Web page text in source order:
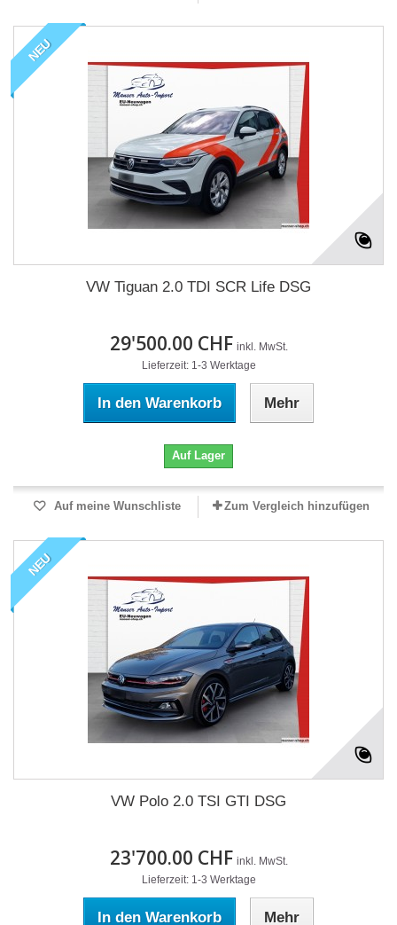
NEU
VW Tiguan 2.0 TDI SCR Life DSG
29'500.00 CHF inkl. MwSt.
Lieferzeit: 1-3 Werktage
In den Warenkorb Mehr
Auf Lager
Auf meine Wunschliste Zum Vergleich hinzufügen
NEU
VW Polo 2.0 TSI GTI DSG
23'700.00 CHF inkl. MwSt.
Lieferzeit: 1-3 Werktage
In den Warenkorb Mehr